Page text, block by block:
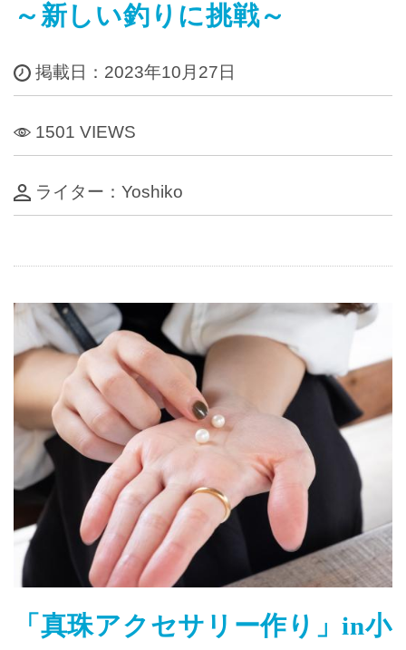
～新しい釣りに挑戦～
掲載日：2023年10月27日
1501 VIEWS
ライター：Yoshiko
「真珠アクセサリー作り」in小